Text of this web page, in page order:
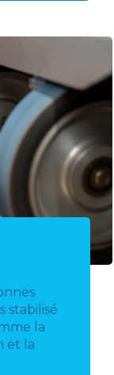
stabilisé
la
et la